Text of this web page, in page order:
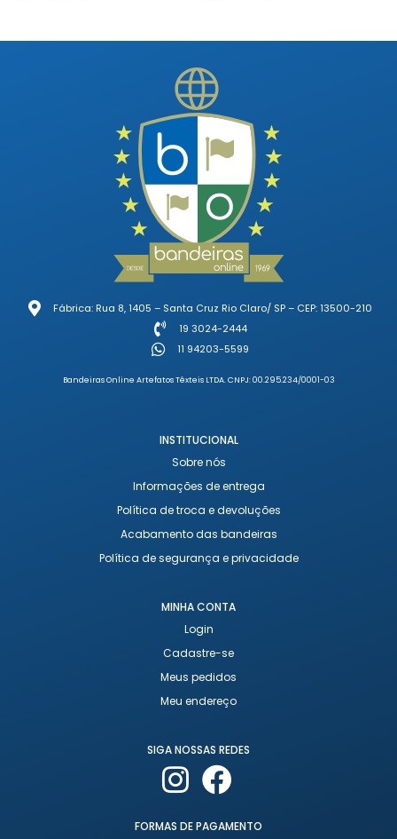
Fábrica: Rua 8, 1405 – Santa Cruz Rio Claro/ SP – CEP: 13500-210
19 3024-2444
11 94203-5599
Bandeiras Online Artefatos Têxteis LTDA. CNPJ: 00.295.234/0001-03
INSTITUCIONAL
Sobre nós
Informações de entrega
Política de troca e devoluções
Acabamento das bandeiras
Política de segurança e privacidade
MINHA CONTA
Login
Cadastre-se
Meus pedidos
Meu endereço
SIGA NOSSAS REDES
FORMAS DE PAGAMENTO